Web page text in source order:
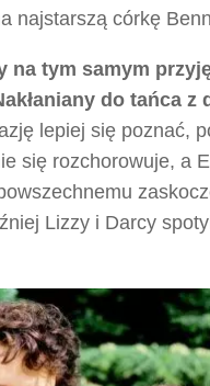
najstarszą córkę
na tym samym
do tańca
lepiej się poznać,
się rozchorowuje, a
Lizzy i Darcy